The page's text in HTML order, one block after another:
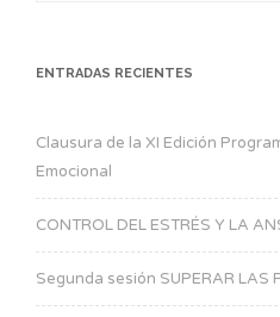
ENTRADAS RECIENTES
Clausura de la XI Edición
Emocional
CONTROL DEL ESTRÉS Y LA
Segunda sesión SUPERAR LAS